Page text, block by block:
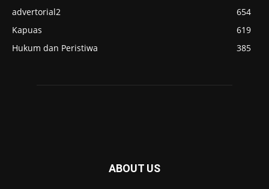
advertorial2
654
Kapuas
619
Hukum dan Peristiwa
385
ABOUT US